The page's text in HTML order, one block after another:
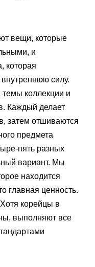
вещи, которые
и
которая
внутреннюю силу.
коллекции и
Каждый делает
затем отшиваются
предмета
пять разных
вариант. Мы
находится
главная ценность.
корейцы в
выполняют все